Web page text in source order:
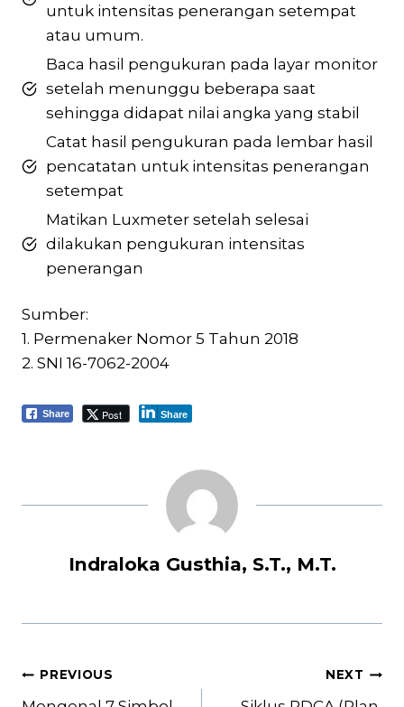
untuk intensitas penerangan setempat
atau umum.
Baca hasil pengukuran pada layar monitor
setelah menunggu beberapa saat
sehingga didapat nilai angka yang stabil
Catat hasil pengukuran pada lembar hasil
pencatatan untuk intensitas penerangan
setempat
Matikan Luxmeter setelah selesai
dilakukan pengukuran intensitas
penerangan
Sumber:
1. Permenaker Nomor 5 Tahun 2018
2. SNI 16-7062-2004
Share Post Share
Indraloka Gusthia, S.T., M.T.
Post
navigation
PREVIOUS NEXT